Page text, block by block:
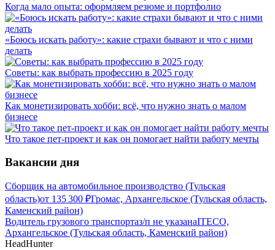
Когда мало опыта: оформляем резюме и портфолио
«Боюсь искать работу»: какие страхи бывают и что с ними
делать
Советы: как выбрать профессию в 2025 году
Как монетизировать хобби: всё, что нужно знать о малом
бизнесе
Что такое пет-проект и как он помогает найти работу мечты
Вакансии дня
Сборщик на автомобильное производство (Тульская
область)от 135 300 ₽Громас, Архангельское (Тульская область,
Каменский район)
Водитель грузового транспортаз/п не указанаITECO,
Архангельское (Тульская область, Каменский район)
HeadHunter